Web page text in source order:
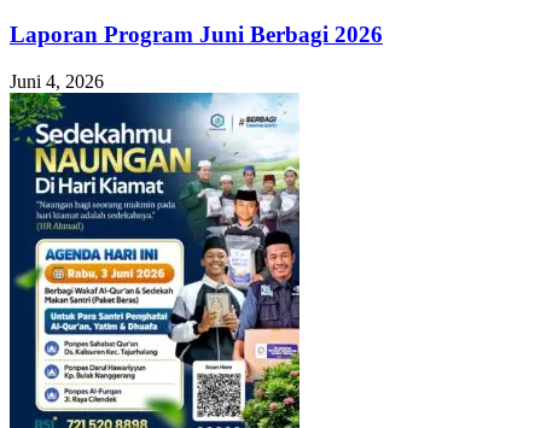
Laporan Program Juni Berbagi 2026
Juni 4, 2026